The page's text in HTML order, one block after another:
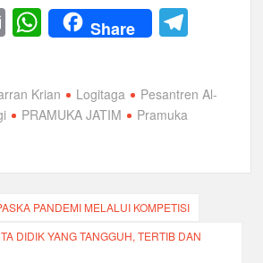
E
m
ail
W
h
at
s
p
p
Share
gr
m
Krian Logitaga
Pesantren Al-
PRAMUKA JATIM
Pramuka
PANDEMI MELALUI KOMPETISI
DIDIK YANG TANGGUH, TERTIB DAN